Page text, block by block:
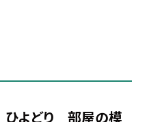
よどり 部屋の模